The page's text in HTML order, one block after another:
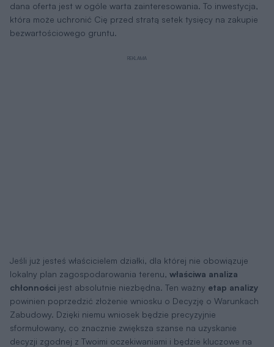
dana oferta jest w ogóle warta zainteresowania. To inwestycja,
która może uchronić Cię przed stratą setek tysięcy na zakupie
bezwartościowego gruntu.
Jeśli już jesteś właścicielem działki, dla której nie obowiązuje
lokalny plan zagospodarowania terenu, właściwa analiza
chłonności jest absolutnie niezbędna. Ten ważny etap analizy
powinien poprzedzić złożenie wniosku o Decyzję o Warunkach
Zabudowy. Dzięki niemu wniosek będzie precyzyjnie
sformułowany, co znacznie zwiększa szanse na uzyskanie
decyzji zgodnej z Twoimi oczekiwaniami i będzie kluczowe na